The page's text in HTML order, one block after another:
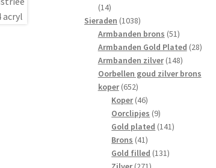
1414
producten
Sieraden 10381038
producten
Armbanden brons 5151
producten
Armbanden Gold Plated 2828
Armbanden zilver 148148
producten
Oorbellen goud zilver brons
koper 652652
producten
Koper 4646
producten
Oorclipjes 99
producten
Gold plated 141141
Brons 4141
producten
Gold filled 131131
271